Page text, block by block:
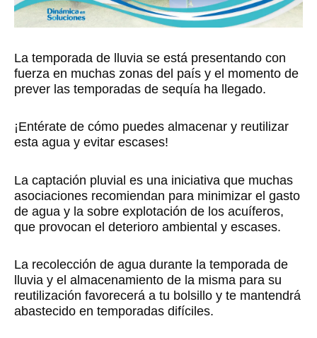
La temporada de lluvia se está presentando con
fuerza en muchas zonas del país y el momento de
prever las temporadas de sequía ha llegado.
¡Entérate de cómo puedes almacenar y reutilizar
esta agua y evitar escases!
La captación pluvial es una iniciativa que muchas
asociaciones recomiendan para minimizar el gasto
de agua y la sobre explotación de los acuíferos,
que provocan el deterioro ambiental y escases.
La recolección de agua durante la temporada de
lluvia y el almacenamiento de la misma para su
reutilización favorecerá a tu bolsillo y te mantendrá
abastecido en temporadas difíciles.